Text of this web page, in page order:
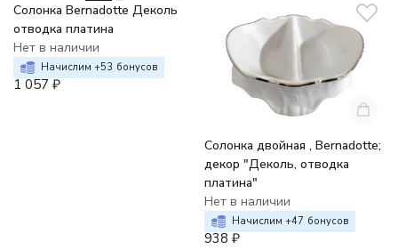
Солонка Bernadotte Деколь
отводка платина
Нет в наличии
Начислим +53 бонусов
1 057 ₽
Солонка двойная , Bernadotte;
декор "Деколь, отводка
платина"
Нет в наличии
Начислим +47 бонусов
938 ₽